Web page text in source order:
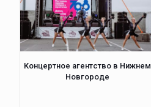
Концертное агентство в Нижнем
Новгороде